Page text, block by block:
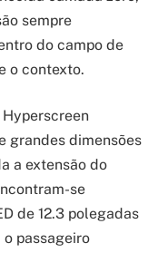
sempre
do campo de
o contexto.
grandes dimensões
a extensão do
se
de 12.3 polegadas
passageiro